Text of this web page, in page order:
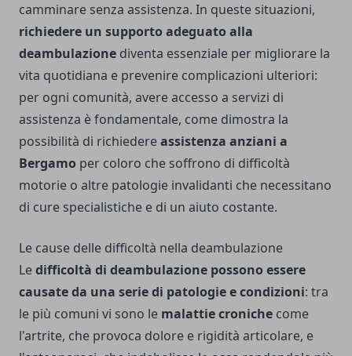
camminare senza assistenza. In queste situazioni,
richiedere un supporto adeguato alla
deambulazione diventa essenziale per migliorare la
vita quotidiana e prevenire complicazioni ulteriori:
per ogni comunità, avere accesso a servizi di
assistenza è fondamentale, come dimostra la
possibilità di richiedereassistenza anziani a
Bergamo per coloro che soffrono di difficoltà
motorie o altre patologie invalidanti che necessitano
di cure specialistiche e di un aiuto costante.
Le cause delle difficoltà nella deambulazione
Ledifficoltà di deambulazione possono essere
causate da una serie di patologie e condizioni: tra
le più comuni vi sono le malattie croniche come
l'artrite, che provoca dolore e rigidità articolare, e